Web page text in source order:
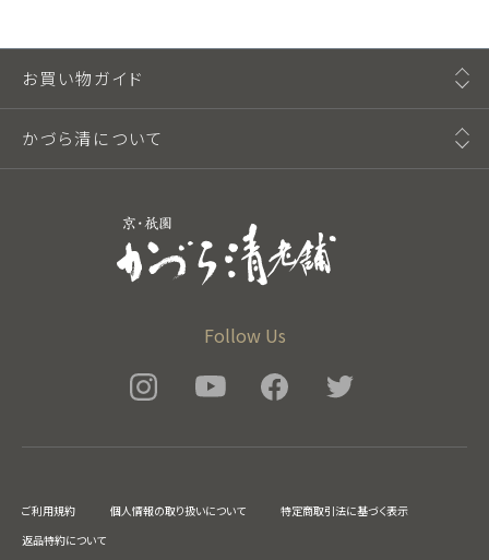
Follow Us
お買い物ガイド
かづら清について
ご利用規約 個人情報の取り扱いについて
特定商取引法に基づく表示
返品特約について